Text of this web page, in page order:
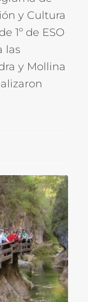
y Cultura
1º de ESO
las
y Mollina